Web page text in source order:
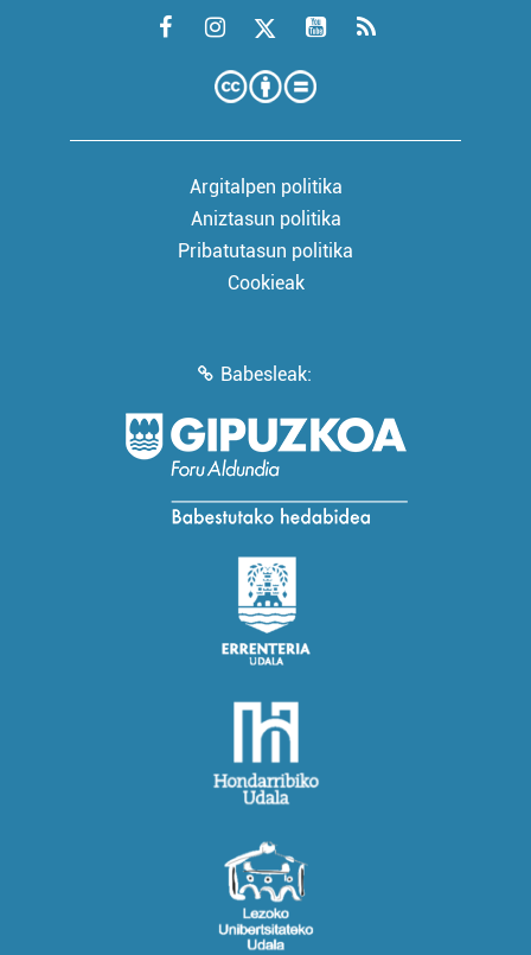
Argitalpen politika
Aniztasun politika
Pribatutasun politika
Cookieak
Babesleak: